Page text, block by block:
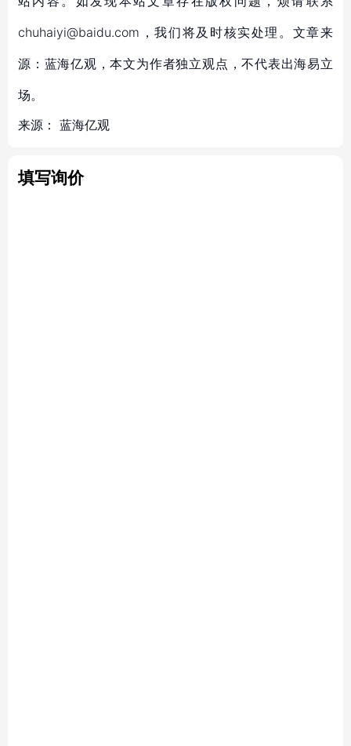
chuhaiyi@baidu.com，我们将及时核实处理。文章来
源：蓝海亿观，本文为作者独立观点，不代表出海易立
场。
来源： 蓝海亿观
填写询价